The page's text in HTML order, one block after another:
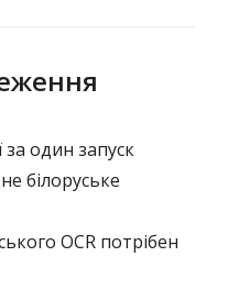
за один запуск
білоруське
OCR потрібен